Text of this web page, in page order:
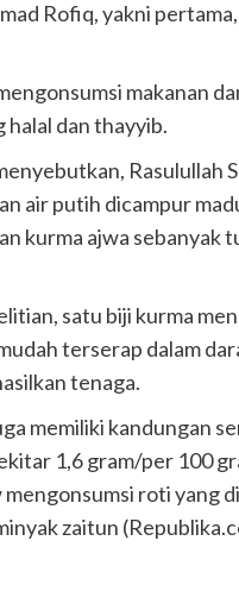
Rofiq, yakni
makanan
halal dan thayyib.
Rasulullah
air putih dicampur
kurma ajwa sebanyak
satu biji kurma
terserap dalam
tenaga.
memiliki kandungan
1,6 gram/per 100
mengonsumsi roti yang
zaitun